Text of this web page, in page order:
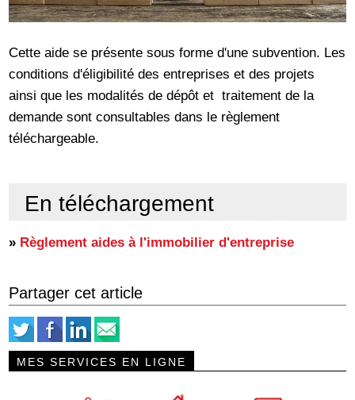
Cette aide se présente sous forme d'une subvention. Les
conditions d'éligibilité des entreprises et des projets
ainsi que les modalités de dépôt et traitement de la
demande sont consultables dans le règlement
téléchargeable.
En téléchargement
» Règlement aides à l'immobilier d'entreprise
Partager cet article
MES SERVICES EN LIGNE